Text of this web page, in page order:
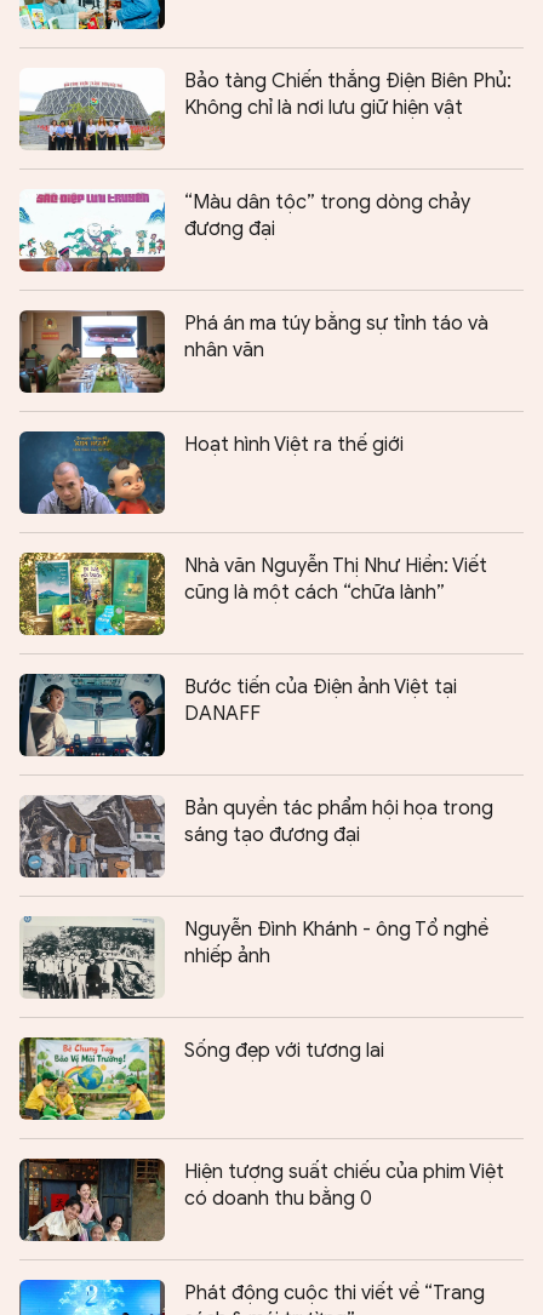
Bảo tàng Chiến thắng Điện Biên Phủ:
Không chỉ là nơi lưu giữ hiện vật
“Màu dân tộc” trong dòng chảy
đương đại
Phá án ma túy bằng sự tỉnh táo và
nhân văn
Hoạt hình Việt ra thế giới
Nhà văn Nguyễn Thị Như Hiền: Viết
cũng là một cách “chữa lành”
Bước tiến của Điện ảnh Việt tại
DANAFF
Bản quyền tác phẩm hội họa trong
sáng tạo đương đại
Nguyễn Đình Khánh - ông Tổ nghề
nhiếp ảnh
Sống đẹp với tương lai
Hiện tượng suất chiếu của phim Việt
có doanh thu bằng 0
Phát động cuộc thi viết về “Trang